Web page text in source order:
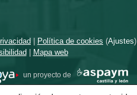
Política de cookies (Ajustes)
Mapa web
un proyecto de